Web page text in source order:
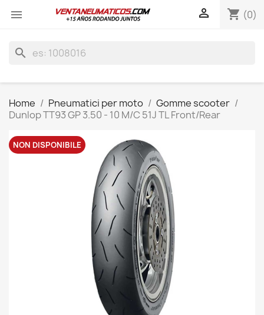
 shopping_cart (0)

search
Home Pneumatici per moto
Gomme scooter
Dunlop TT93 GP 3.50 - 10 M/C 51J TL Front/Rear
NON DISPONIBILE